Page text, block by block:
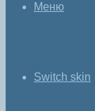
Меню
Switch skin